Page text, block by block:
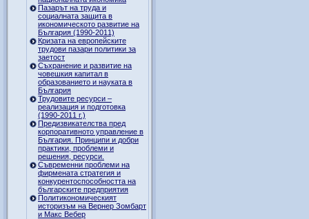
Пазарът на труда и
социалната защита в
икономическото развитие на
България (1990-2011)
Кризата на европейските
трудови пазари политики за
заетост
Съхранение и развитие на
човешкия капитал в
образованието и науката в
България
Трудовите ресурси –
реализация и подготовка
(1990-2011 г.)
Предизвикателства пред
корпоративното управление в
България. Принципи и добри
практики, проблеми и
решения, ресурси.
Съвременни проблеми на
фирмената стратегия и
конкурентоспособността на
българските предприятия
Политикономическият
историзъм на Вернер Зомбарт
и Макс Вебер